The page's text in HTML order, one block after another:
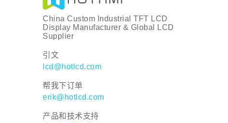
China Custom Industrial TFT LCD
Display Manufacturer & Global LCD
Supplier
引文
lcd@hotlcd.com
帮我下订单
erik@hotlcd.com
产品和技术支持